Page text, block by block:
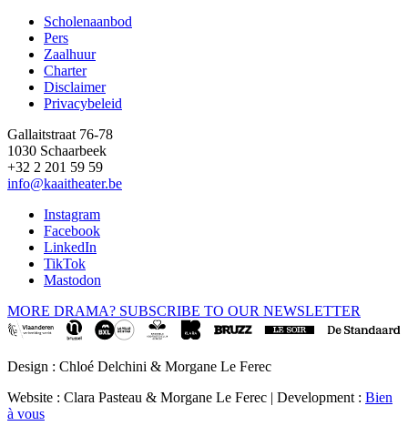
Footer
Scholenaanbod
Pers
Zaalhuur
Charter
Disclaimer
Privacybeleid
Gallaitstraat 76-78
1030 Schaarbeek
+32 2 201 59 59
info@kaaitheater.be
Instagram
Facebook
LinkedIn
TikTok
Mastodon
MORE DRAMA? SUBSCRIBE TO OUR NEWSLETTER
Design : Chloé Delchini & Morgane Le Ferec
Website : Clara Pasteau & Morgane Le Ferec | Development : Bien
à vous